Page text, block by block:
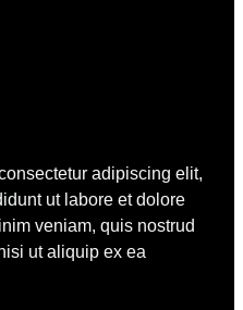
adipiscing elit,
ut labore et dolore
veniam, quis nostrud
ut aliquip ex ea